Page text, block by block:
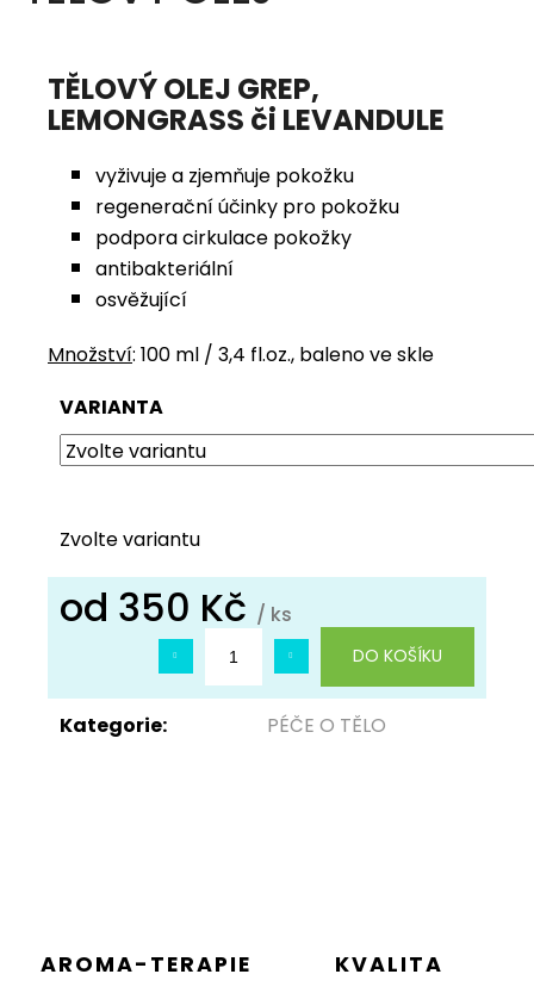
TĚLOVÝ OLEJ GREP,
LEMONGRASS či LEVANDULE
vyživuje a zjemňuje pokožku
regenerační účinky pro pokožku
podpora cirkulace pokožky
antibakteriální
osvěžující
Množství: 100 ml / 3,4 fl.oz., baleno ve skle
VARIANTA
Zvolte variantu
od 350 Kč / ks
DO KOŠÍKU
Kategorie: PÉČE O TĚLO
AROMA-TERAPIE KVALITA